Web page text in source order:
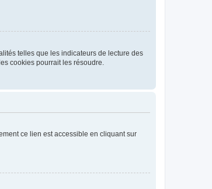
telles que les indicateurs de lecture des
cookies pourrait les résoudre.
ce lien est accessible en cliquant sur